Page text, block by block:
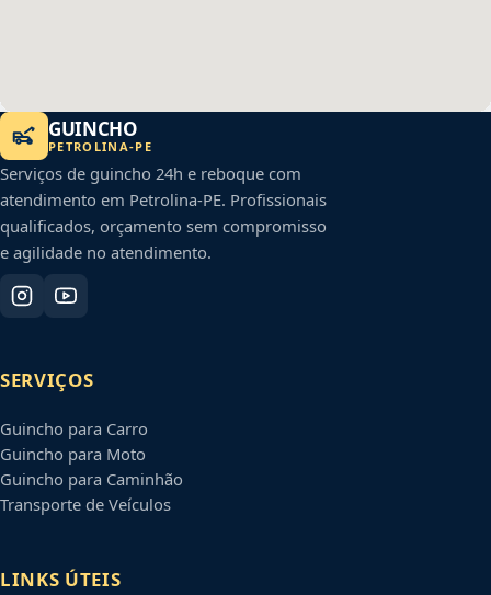
GUINCHO
PETROLINA-PE
Serviços de guincho 24h e reboque com
atendimento em Petrolina-PE. Profissionais
qualificados, orçamento sem compromisso
e agilidade no atendimento.
SERVIÇOS
Guincho para Carro
Guincho para Moto
Guincho para Caminhão
Transporte de Veículos
LINKS ÚTEIS